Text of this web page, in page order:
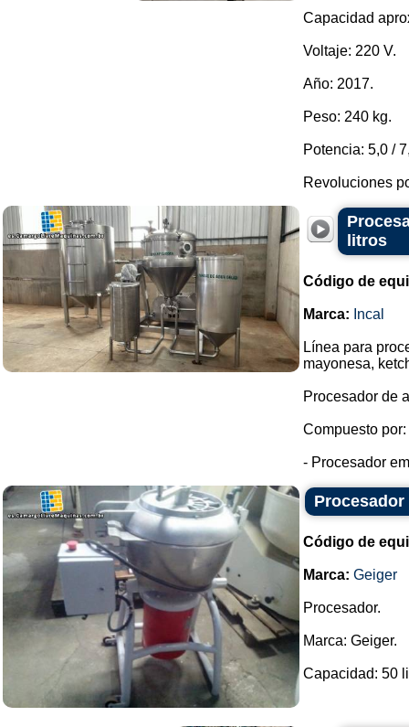
Capacidad
Voltaje: 220 V.
Año: 2017.
Peso: 240 kg.
Potencia: 5,0 /
Revoluciones
litros
Código de
Marca: Incal
Línea para
mayonesa,
Procesador de
Compuesto por:
- Procesador
Procesador
Código de
Marca: Geiger
Procesador.
Marca: Geiger.
Capacidad: 50